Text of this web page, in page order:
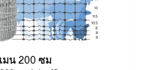
น 200 ซม